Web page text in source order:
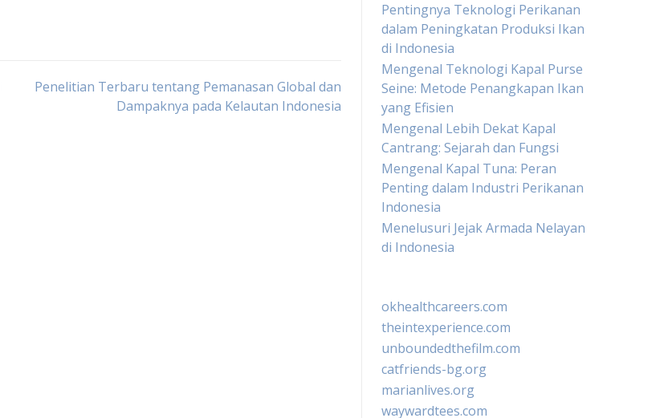
Penelitian Terbaru tentang Pemanasan Global dan
Dampaknya pada Kelautan Indonesia
Pentingnya Teknologi Perikanan
dalam Peningkatan Produksi Ikan
di Indonesia
Mengenal Teknologi Kapal Purse
Seine: Metode Penangkapan Ikan
yang Efisien
Mengenal Lebih Dekat Kapal
Cantrang: Sejarah dan Fungsi
Mengenal Kapal Tuna: Peran
Penting dalam Industri Perikanan
Indonesia
Menelusuri Jejak Armada Nelayan
di Indonesia
okhealthcareers.com
theintexperience.com
unboundedthefilm.com
catfriends-bg.org
marianlives.org
waywardtees.com